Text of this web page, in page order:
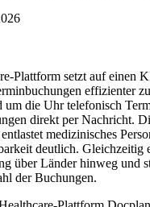
Plattform setzt auf einen
effizienter
um die Uhr telefonisch
direkt per Nachricht.
medizinisches
deutlich. Gleichzeitig
über Länder hinweg und
der Buchungen.